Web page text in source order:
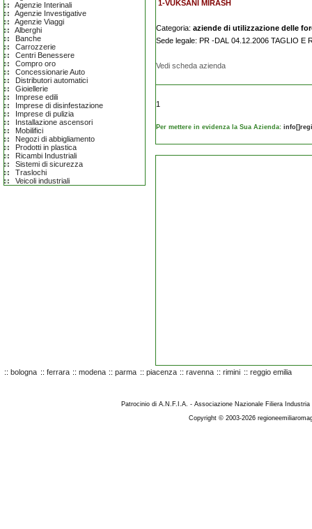
Agenzie Interinali
Agenzie Investigative
Agenzie Viaggi
Alberghi
Banche
Carrozzerie
Centri Benessere
Compro oro
Concessionarie Auto
Distributori automatici
Gioiellerie
Imprese edili
Imprese di disinfestazione
Imprese di pulizia
Installazione ascensori
Mobilifici
Negozi di abbigliamento
Prodotti in plastica
Ricambi Industriali
Sistemi di sicurezza
Traslochi
Veicoli industriali
1-VUKSANI MIRASH
Categoria: aziende di utilizzazione delle
Sede legale: PR -DAL 04.12.2006 TAGLIO E
Vedi scheda azienda
1
Per mettere in evidenza la Sua Azienda:
:: bologna :: ferrara :: modena :: parma :: piacenza :: ravenna :: rimini :: reggio emilia
Patrocinio di A.N.F.I.A. - Associazione Nazionale Filiera
Copyright © 2003-2026